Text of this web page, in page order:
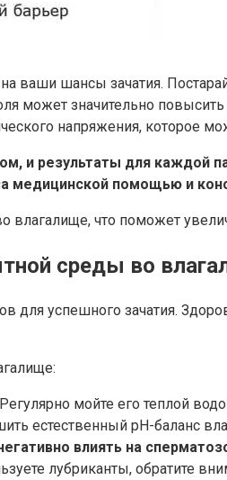
ваши шансы зачатия.
может значительно
напряжения, которое
и результаты для каждой
медицинской помощью и
что поможет
среды во
для успешного зачатия.
мойте его теплой
естественный pH-баланс
влиять на
лубриканты, обратите